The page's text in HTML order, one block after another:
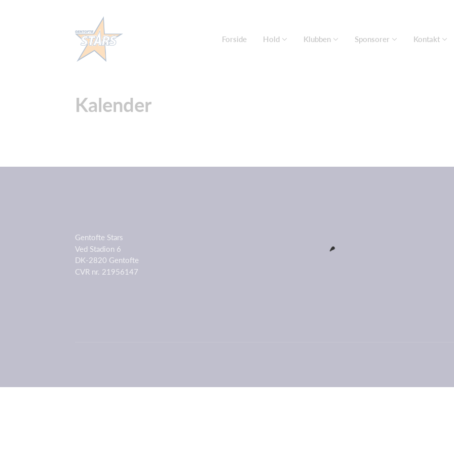
Forside Hold Klubben Sponsorer Kontakt
Kalender
Gentofte Stars
Ved Stadion 6
DK-2820 Gentofte
CVR nr. 21956147